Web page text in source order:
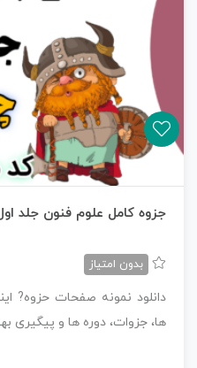
جزوه کامل علوم فنون جلد
بدون امتیاز
دانلود نمونه صفحات حزوه?
ها، جزوات، دوره ها و